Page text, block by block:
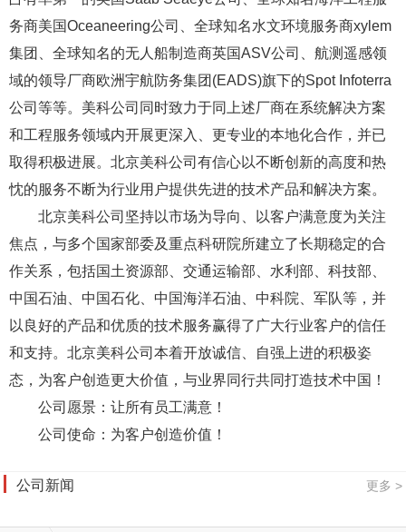
务商美国Oceaneering公司、全球知名水文环境服务商xylem
集团、全球知名的无人船制造商英国ASV公司、航测遥感领
域的领导厂商欧洲宇航防务集团(EADS)旗下的Spot Infoterra
公司等等。美科公司同时致力于同上述厂商在系统解决方案
和工程服务领域内开展更深入、更专业的本地化合作，并已
取得积极进展。北京美科公司有信心以不断创新的高度和热
忱的服务不断为行业用户提供先进的技术产品和解决方案。
北京美科公司坚持以市场为导向、以客户满意度为关注
焦点，与多个国家部委及重点科研院所建立了长期稳定的合
作关系，包括国土资源部、交通运输部、水利部、科技部、
中国石油、中国石化、中国海洋石油、中科院、军队等，并
以良好的产品和优质的技术服务赢得了广大行业客户的信任
和支持。北京美科公司本着开放诚信、自强上进的积极姿
态，为客户创造更大价值，与业界同行共同打造技术中国！
公司愿景：让所有员工满意！
公司使命：为客户创造价值！
公司新闻 更多 >